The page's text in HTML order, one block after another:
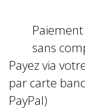
Paiement
sans
Payez via
par carte
PayPal)